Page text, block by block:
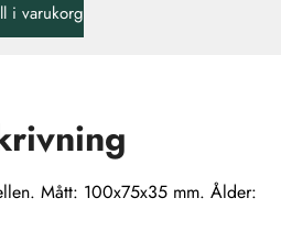
i varukorg
Mått: 100x75x35 mm. Ålder: